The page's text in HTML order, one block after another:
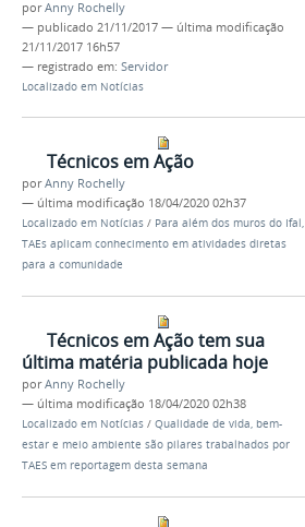
porAnny Rochelly
— publicado 21/11/2017 — última modificação
21/11/2017 16h57
— registrado em: Servidor
Localizado em Notícias
Técnicos em Ação
porAnny Rochelly
— última modificação 18/04/2020 02h37
Localizado em Notícias / Para além dos muros do Ifal,
TAEs aplicam conhecimento em atividades diretas
para a comunidade
Técnicos em Ação tem sua
última matéria publicada hoje
porAnny Rochelly
— última modificação 18/04/2020 02h38
Localizado em Notícias / Qualidade de vida, bem-
estar e meio ambiente são pilares trabalhados por
TAES em reportagem desta semana